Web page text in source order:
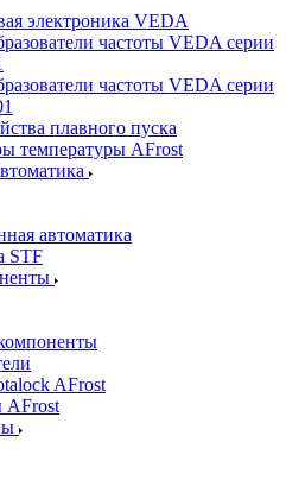
электроника VEDA
частоты VEDA серии
частоты VEDA серии
плавного пуска
температуры AFrost
автоматика
STF
AFrost
AFrost